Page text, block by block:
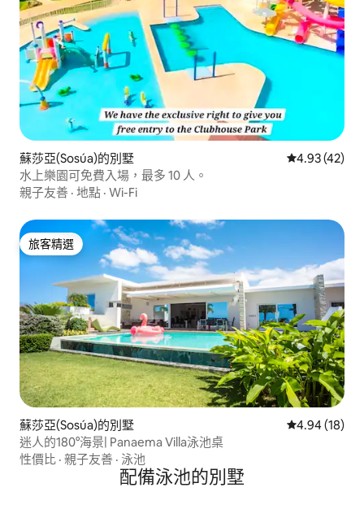
蘇莎亞(Sosúa)的別墅 從 42 則評價
4.93 (42)
水上樂園可免費入場，最多 10 人。
親子友善 · 地點 · Wi-Fi
旅客精選
旅客精選
蘇莎亞(Sosúa)的別墅 從 18 則評價
4.94 (18)
迷人的180°海景| Panaema Villa泳池桌
性價比 · 親子友善 · 泳池
配備泳池的別墅